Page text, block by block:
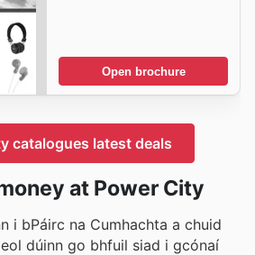
Open brochure
catalogues latest deals
at Power City
i bPáirc na Cumhachta a chuid
dúinn go bhfuil siad i gcónaí